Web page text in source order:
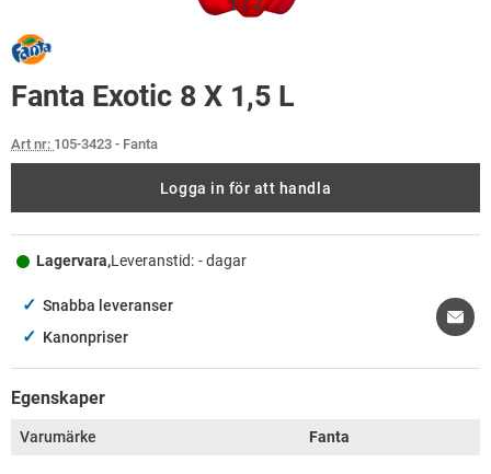
Fanta Exotic 8 X 1,5 L
Art nr: 105-3423 - Fanta
Logga in för att handla
Lagervara,Leveranstid: - dagar
✓ Snabba leveranser
✓ Kanonpriser
Egenskaper
Varumärke Fanta